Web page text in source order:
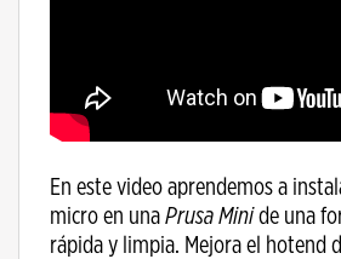
En este video aprendemos a
micro en una Prusa Minide una
rápida y limpia. Mejora el hotend